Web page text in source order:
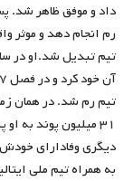
داد و موفق ظاهر شد.
رم انجام دهد و موثر
تیم رم شد. در همان
۳۱ میلیون پوند به
به همراه تیم ملی